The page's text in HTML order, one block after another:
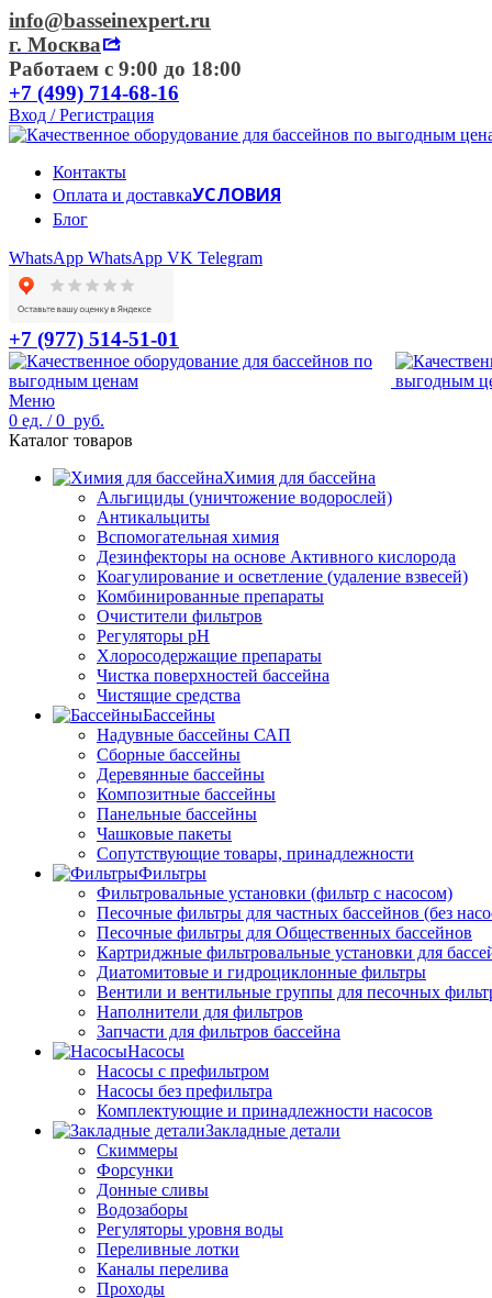
info@basseinexpert.ru
г. Москва
Работаем с 9:00 до 18:00
+7 (499) 714-68-16
Вход / Регистрация
Контакты
Оплата и доставкаУСЛОВИЯ
Блог
WhatsApp WhatsApp VK Telegram
+7 (977) 514-51-01
Меню
0 ед. / 0 руб.
Каталог товаров
Химия для бассейна
Альгициды (уничтожение водорослей)
Антикальциты
Вспомогательная химия
Дезинфекторы на основе Активного кислорода
Коагулирование и осветление (удаление взвесей)
Комбинированные препараты
Очистители фильтров
Регуляторы pH
Хлоросодержащие препараты
Чистка поверхностей бассейна
Чистящие средства
Бассейны
Надувные бассейны САП
Сборные бассейны
Деревянные бассейны
Композитные бассейны
Панельные бассейны
Чашковые пакеты
Сопутствующие товары, принадлежности
Фильтры
Фильтровальные установки (фильтр с насосом)
Песочные фильтры для частных бассейнов (без
Песочные фильтры для Общественных бассейнов
Картриджные фильтровальные установки для
Диатомитовые и гидроциклонные фильтры
Вентили и вентильные группы для песочных
Наполнители для фильтров
Запчасти для фильтров бассейна
Насосы
Насосы с префильтром
Насосы без префильтра
Комплектующие и принадлежности насосов
Закладные детали
Скиммеры
Форсунки
Донные сливы
Водозаборы
Регуляторы уровня воды
Переливные лотки
Каналы перелива
Проходы